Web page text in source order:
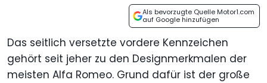
Als bevorzugte Quelle Motor1.com
auf Google hinzufügen
Das seitlich versetzte vordere Kennzeichen
gehört seit jeher zu den Designmerkmalen der
meisten Alfa Romeo. Grund dafür ist der große